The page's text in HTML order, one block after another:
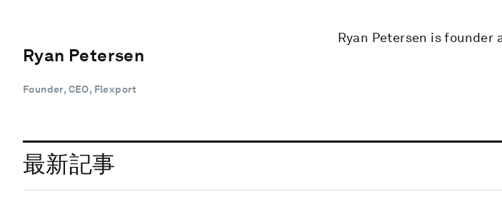
Ryan Petersen
Founder, CEO, Flexport
Ryan Petersen is
最新記事